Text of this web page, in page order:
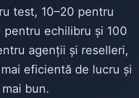
test, 10–20 pentru
echilibru și 100
agenții și reselleri,
eficientă de lucru și
bun.